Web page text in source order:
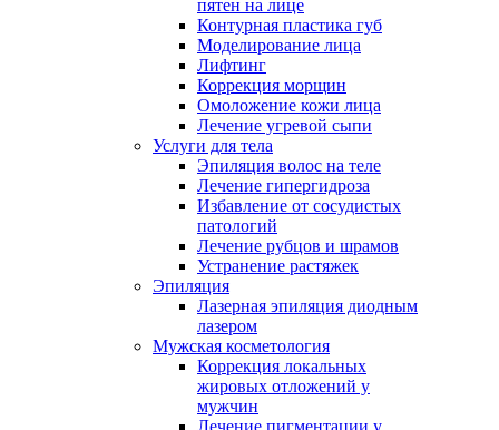
пятен на лице
Контурная пластика губ
Моделирование лица
Лифтинг
Коррекция морщин
Омоложение кожи лица
Лечение угревой сыпи
Услуги для тела
Эпиляция волос на теле
Лечение гипергидроза
Избавление от сосудистых
патологий
Лечение рубцов и шрамов
Устранение растяжек
Эпиляция
Лазерная эпиляция диодным
лазером
Мужская косметология
Коррекция локальных
жировых отложений у
мужчин
Лечение пигментации у